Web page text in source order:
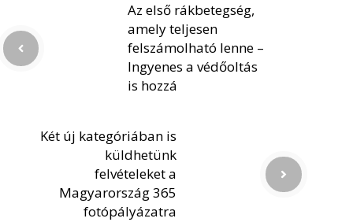
Az első rákbetegség,
amely teljesen
felszámolható lenne –
Ingyenes a védőoltás
is hozzá
Két új kategóriában is
küldhetünk
felvételeket a
Magyarország 365
fotópályázatra